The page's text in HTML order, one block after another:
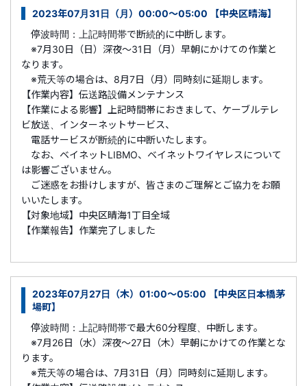
2023年07月31日（月）00:00～05:00 【中央区晴海】
停波時間：上記時間帯で断続的に中断します。
※7月30日（日）深夜～31日（月）早朝にかけての作業と
なります。
※荒天等の場合は、8月7日（月）同時刻に延期します。
【作業内容】伝送路設備メンテナンス
【作業による影響】上記時間帯におきまして、ケーブルテレ
ビ放送、インターネットサービス、
電話サービスが断続的に中断いたします。
なお、ベイネットLIBMO、ベイネットワイヤレスについて
は影響ございません。
ご迷惑をお掛けしますが、皆さまのご理解とご協力をお願
いいたします。
【対象地域】中央区晴海1丁目全域
【作業報告】作業完了しました
2023年07月27日（木）01:00～05:00 【中央区日本橋茅
場町】
停波時間：上記時間帯で最大60分程度、中断します。
※7月26日（水）深夜～27日（木）早朝にかけての作業とな
ります。
※荒天等の場合は、7月31日（月）同時刻に延期します。